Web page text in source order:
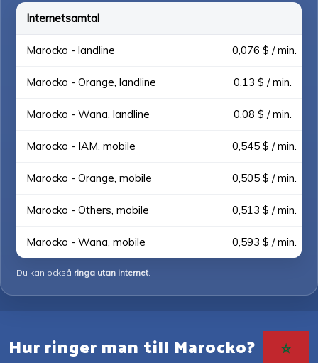
Internetsamtal
Marocko - landline 0,076 $ / min.
Marocko - Orange, landline 0,13 $ / min.
Marocko - Wana, landline 0,08 $ / min.
Marocko - IAM, mobile 0,545 $ / min.
Marocko - Orange, mobile 0,505 $ / min.
Marocko - Others, mobile 0,513 $ / min.
Marocko - Wana, mobile 0,593 $ / min.
Du kan också ringa utan internet.
Hur ringer man till Marocko?